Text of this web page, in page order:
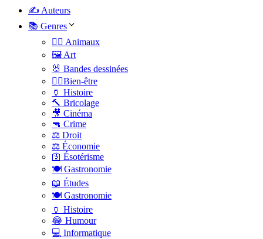
✍️ Auteurs
📚 Genres
🐕‍🦺 Animaux
🖼️ Art
🐰 Bandes dessinées
🧑‍⚕️Bien-être
🏺 Histoire
🔨 Bricolage
🎥 Cinéma
🔫 Crime
⚖️ Droit
⚖️ Économie
🛐 Ésotérisme
🍽️ Gastronomie
📖 Études
🍽️ Gastronomie
🏺 Histoire
😂 Humour
💻 Informatique